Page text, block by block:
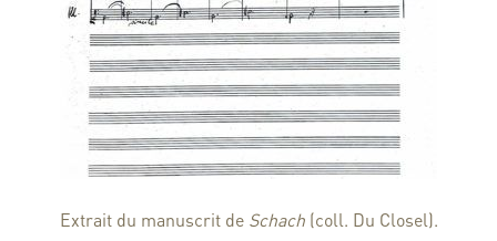
Extrait du manuscrit de Schach(coll. Du Closel).